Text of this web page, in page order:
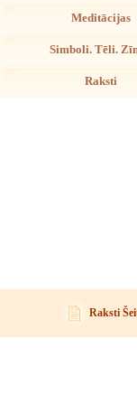
Meditācijas
Simboli. Tēli.
Raksti
Raksti